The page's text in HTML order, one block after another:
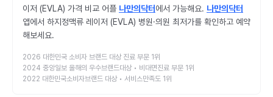
이저 (EVLA) 가격 비교 어플 나만의닥터에서 가능해요. 나만의닥터
앱에서 하지정맥류 레이저 (EVLA) 병원·의원 최저가를 확인하고 예약
해보세요.
2026 대한민국 소비자 브랜드 대상 진료 부문 1위
2024 중앙일보 올해의 우수브랜드대상 • 비대면진료 부문 1위
2022 대한민국소비자브랜드 대상 • 서비스만족도 1위